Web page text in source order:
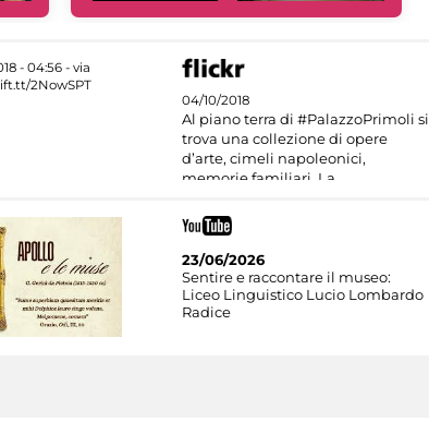
04/10/2018
Al piano terra di #PalazzoPrimoli si
trova una collezione di opere
d’arte, cimeli napoleonici,
memorie familiari. La
23/06/2026
Sentire e raccontare il museo:
Liceo Linguistico Lucio Lombardo
Radice